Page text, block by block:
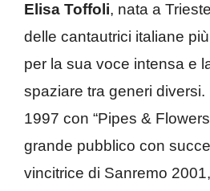
Elisa Toffoli, nata a
delle cantautrici italiane
per la sua voce intensa e
spaziare tra generi diversi.
1997 con “Pipes &
grande pubblico con
vincitrice di Sanremo